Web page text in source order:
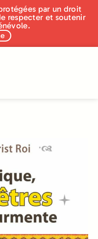
par un droit
respecter et soutenir